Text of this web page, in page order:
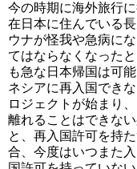
今の時期に海外旅行
在日本に住んでいる
ウナが怪我や急病に
てはならなくなった
も急な日本帰国は可
ネシアに再入国でき
ロジェクトが始まり
離れることはできな
と、再入国許可を持
合、今度はいつまた